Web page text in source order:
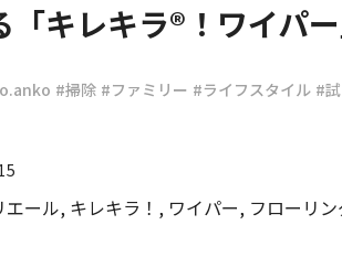
「キレキラ®！ワイパ
#掃除 #ファミリー #ライフスタイル #